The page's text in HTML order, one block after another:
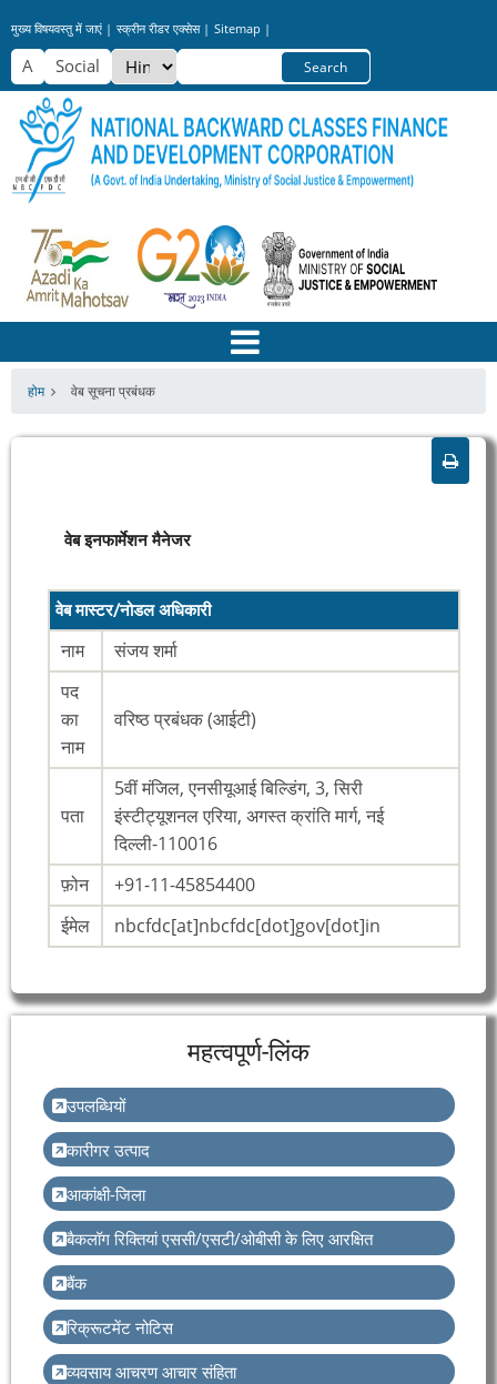
to
main
content
मुख्य विषयवस्तु में जाएं | स्क्रीन रीडर एक्सेस | Sitemap |
Select
your
language
होम वेब सूचना प्रबंधक
वेब इनफार्मेशन मैनेजर
वेब मास्टर/नोडल अधिकारी
नाम
संजय शर्मा
पद
का
नाम
वरिष्ठ प्रबंधक (आईटी)
पता
5वीं मंजिल, एनसीयूआई बिल्डिंग, 3, सिरी
इंस्टीट्यूशनल एरिया, अगस्त क्रांति मार्ग, नई
दिल्ली-110016
फ़ोन
+91-11-45854400
ईमेल
nbcfdc[at]nbcfdc[dot]gov[dot]in
महत्वपूर्ण-लिंक
उपलब्धियों
कारीगर उत्पाद
आकांक्षी-जिला
बैकलॉग रिक्तियां एससी/एसटी/ओबीसी के लिए आरक्षित
बैंक
रिक्रूटमेंट नोटिस
व्यवसाय आचरण आचार संहिता